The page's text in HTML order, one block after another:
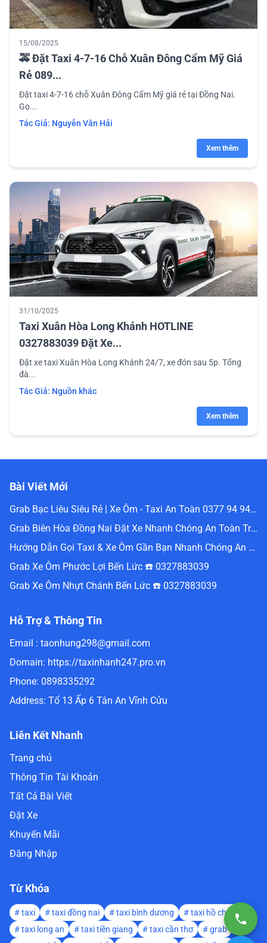
15/08/2025
🚕 Đặt Taxi 4-7-16 Chỗ Xuân Đông Cẩm Mỹ Giá
Rẻ 089...
Đặt taxi 4-7-16 chỗ Xuân Đông Cẩm Mỹ giá rẻ tại Đồng Nai.
Gọ...
Tác Giả: Nguyễn Văn Hải
Xem thêm
31/10/2025
Taxi Xuân Hòa Long Khánh HOTLINE
0327883039 Đặt Xe...
Đặt xe taxi Xuân Hòa Long Khánh 24/7, xe đón sau 5p. Tổng
đà...
Tác Giả: Nguồn khác
Xem thêm
Bài Viết Mới
Grab Bạc Liêu Siêu Rẻ | Xe Ôm - Taxi An Toàn 0377 94 94 94
Grab Biên Hòa Đồng Nai Đặt Xe Nhanh Chóng An Toàn Trực Tuyến 0336488240
Hướng Dẫn Gọi Taxi & Xe Ôm Gần Bạn Nhanh Chóng An Toàn Nhất Website Đặt Grab Miền Nam 0336488240
Grab Xe Ôm Phước Lợi Bến Lức ☎️ 0327883039
Grab Xe Ôm Nhựt Chánh Bến Lức ☎️ 0327883039
Hỗ Trợ & Thông Tin
Email : taonhung298@gmail.com
Domain: https://taxinhanh247.pro.vn
Phone: 0898335292
Address: Tổ 13 Ấp 6 Tân An Vĩnh Cửu
Liên Kết Nhanh
Trang chủ
Thông Tin Tài Khoản
Tất Cả Bài Viết
Đặt Xe
Khuyến Mãi
Đăng Nhập
Từ Khóa
#taxi #taxi đồng nai #taxi bình dương #taxi hồ chí minh
#taxi long an #taxi tiền giang #taxi cần thơ #grab